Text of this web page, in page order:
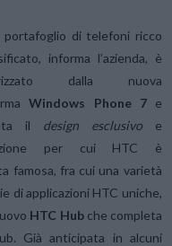
portafoglio di telefoni ricco
informa l’azienda, è
dalla nuova
Windows Phone 7e
il design esclusivoe
per cui HTC è
famosa, fra cui una varietà
di applicazioni HTC uniche,
HTC Hub che completa
Già anticipata in alcuni